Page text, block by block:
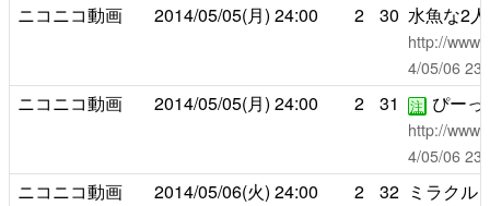
ニコニコ動画 2014/05/05(月) 24:00 2 30 水魚な2人
http://
4/05/06
ニコニコ動画 2014/05/05(月) 24:00 2 31 注 ぴー
http://
4/05/06
ニコニコ動画 2014/05/06(火) 24:00 2 32 ミラクル